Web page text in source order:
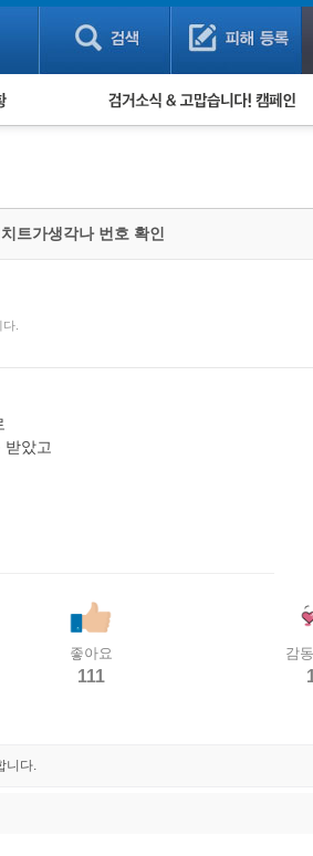
례
례
례
검거 소식
트가생각나 번호 확인
.
받았고
좋아요
111
감
니다.